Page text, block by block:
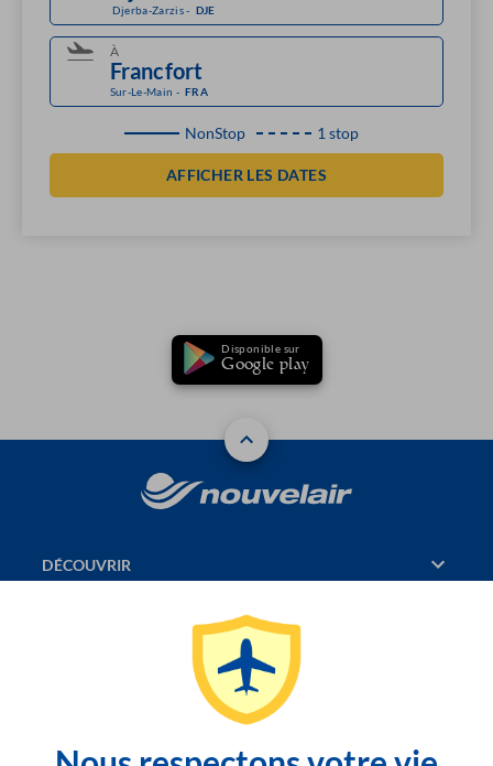
Djerba-Zarzis- DJE
À
Sur-Le-Main - FRA
NonStop 1 stop
AFFICHER LES DATES
Disponible sur
Google play
DÉCOUVRIR
PAGES CONSULTÉES